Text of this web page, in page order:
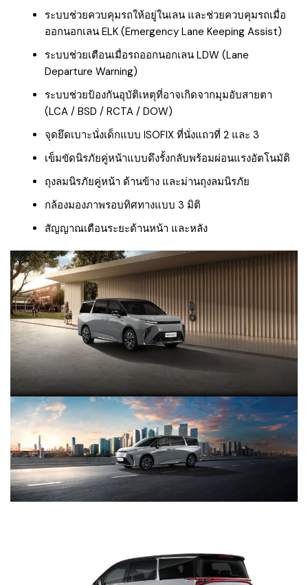
ระบบช่วยควบคุมรถให้อยู่ในเลน และช่วยควบคุมรถเมื่อ
ออกนอกเลน ELK (Emergency Lane Keeping Assist)
ระบบช่วยเตือนเมื่อรถออกนอกเลน LDW (Lane
Departure Warning)
ระบบช่วยป้องกันอุบัติเหตุที่อาจเกิดจากมุมอับสายตา
(LCA / BSD / RCTA / DOW)
จุดยึดเบาะนั่งเด็กแบบ ISOFIX ที่นั่งแถวที่ 2 และ 3
เข็มขัดนิรภัยคู่หน้าแบบดึงรั้งกลับพร้อมผ่อนแรงอัตโนมัติ
ถุงลมนิรภัยคู่หน้า ด้านข้าง และม่านถุงลมนิรภัย
กล้องมองภาพรอบทิศทางแบบ 3 มิติ
สัญญาณเตือนระยะด้านหน้า และหลัง